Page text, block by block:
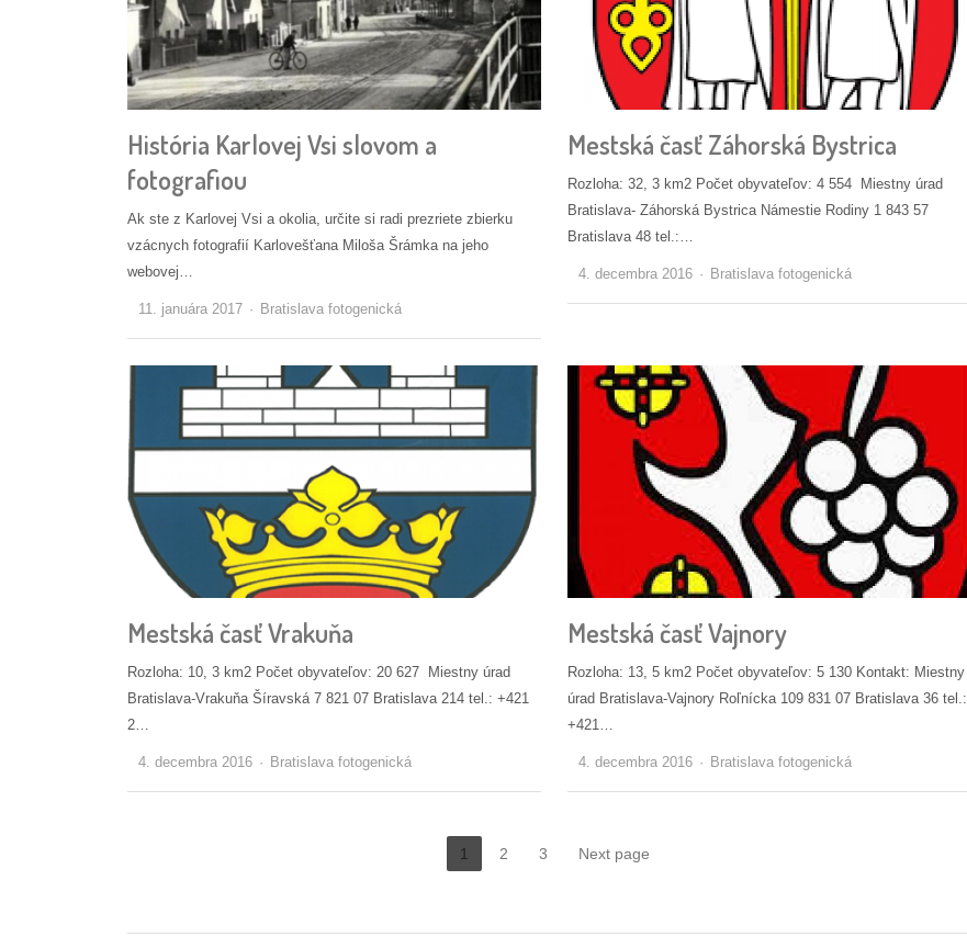
História Karlovej Vsi slovom a
fotografiou
Ak ste z Karlovej Vsi a okolia, určite si radi prezriete zbierku
vzácnych fotografií Karlovešťana Miloša Šrámka na jeho
webovej…
11. januára 2017 Autor/ka
Bratislava fotogenická
Mestská časť Záhorská Bystrica
Rozloha: 32, 3 km2 Počet obyvateľov: 4 554 Miestny úrad
Bratislava- Záhorská Bystrica Námestie Rodiny 1 843 57
Bratislava 48 tel.:…
4. decembra 2016 Autor/ka
Bratislava fotogenická
Mestská časť Vrakuňa
Rozloha: 10, 3 km2 Počet obyvateľov: 20 627 Miestny úrad
Bratislava-Vrakuňa Šíravská 7 821 07 Bratislava 214 tel.: +421
2…
4. decembra 2016 Autor/ka
Bratislava fotogenická
Mestská časť Vajnory
Rozloha: 13, 5 km2 Počet obyvateľov: 5 130 Kontakt: Miestny
úrad Bratislava-Vajnory Roľnícka 109 831 07 Bratislava 36 tel.:
+421…
4. decembra 2016 Autor/ka
Bratislava fotogenická
Page
1 Page
2 Page
3 Next page